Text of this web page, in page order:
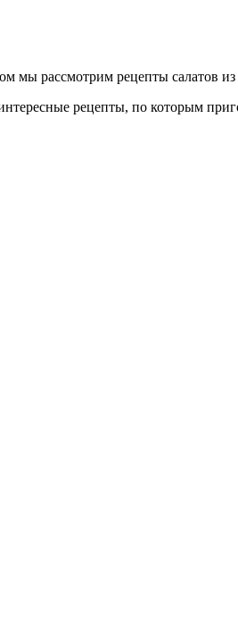
мы рассмотрим рецепты салатов
рецепты, по которым